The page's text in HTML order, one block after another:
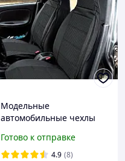
Модельные
автомобильные чехлы
(1997-2010) (чёрный,
синий, красный, серый)
Готово к отправке
4.9 (8)